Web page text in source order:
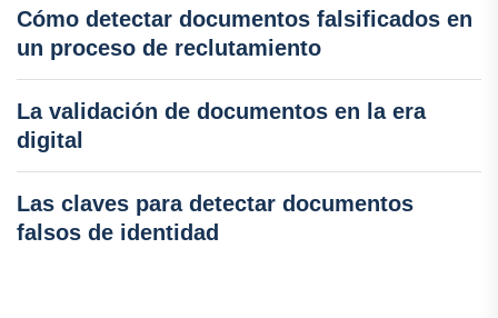
Cómo detectar documentos falsificados en
un proceso de reclutamiento
La validación de documentos en la era
digital
Las claves para detectar documentos
falsos de identidad